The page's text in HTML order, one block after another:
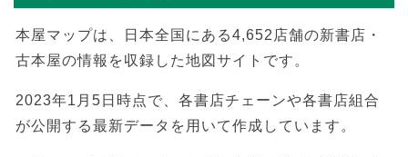
本屋マップは、日本全国にある4,652店舗の新書店・
古本屋の情報を収録した地図サイトです。
2023年1月5日時点で、各書店チェーンや各書店組合
が公開する最新データを用いて作成しています。